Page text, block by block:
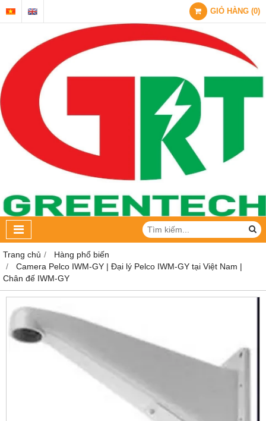
GIỎ HÀNG (0)
Trang chủ
Hàng phổ biến
Camera Pelco IWM-GY | Đại lý Pelco IWM-GY tại Việt Nam |
Chân đế IWM-GY